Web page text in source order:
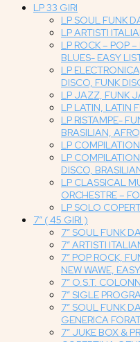
LP 33 GIRI
LP SOUL FUNK
LP ARTISTI
LP ROCK – POP
BLUES- EASY
LP
DISCO, FUNK
LP JAZZ, FUNK
LP LATIN, LATIN
LP RISTAMPE-
BRASILIAN,
LP
LP
DISCO,
LP CLASSICAL
ORCHESTRE –
LP SOLO
7″ ( 45 GIRI )
7″ SOUL FUNK
7″ ARTISTI
7″ POP ROCK,
NEW WAWE,
7″ O.S.T.
7″ SIGLE
7″ SOUL FUNK
GENERICA
7″ JUKE BOX &